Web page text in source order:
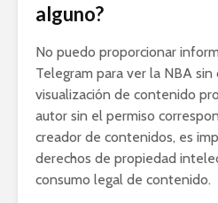
alguno?
No puedo proporcionar
Telegram para ver la NBA
visualización de contenido
autor sin el permiso
creador de contenidos, es
derechos de propiedad
consumo legal de contenido.